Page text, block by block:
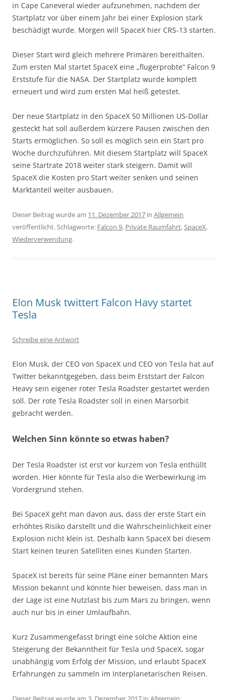
in Cape Caneveral wieder aufzunehmen, nachdem der
Startplatz vor über einem Jahr bei einer Explosion stark
beschädigt wurde. Morgen will SpaceX hier CRS-13 starten.
Dieser Start wird gleich mehrere Primären bereithalten.
Zum ersten Mal startet SpaceX eine „flugerprobte“ Falcon 9
Erststufe für die NASA. Der Startplatz wurde komplett
erneuert und wird zum ersten Mal heiß getestet.
Der neue Startplatz in den SpaceX 50 Millionen US-Dollar
gesteckt hat soll außerdem kürzere Pausen zwischen den
Starts ermöglichen. So soll es möglich sein ein Start pro
Woche durchzuführen. Mit diesem Startplatz will SpaceX
seine Startrate 2018 weiter stark steigern. Damit will
SpaceX die Kosten pro Start weiter senken und seinen
Marktanteil weiter ausbauen.
Dieser Beitrag wurde am 11. Dezember 2017 in Allgemein
veröffentlicht. Schlagworte: Falcon 9, Private Raumfahrt,SpaceX,
Wiederverwendung.
Elon Musk twittert Falcon Havy startet
Tesla
Schreibe eine Antwort
Elon Musk, der CEO von SpaceX und CEO von Tesla hat auf
Twitter bekanntgegeben, dass beim Erststart der Falcon
Heavy sein eigener roter Tesla Roadster gestartet werden
soll. Der rote Tesla Roadster soll in einen Marsorbit
gebracht werden.
Welchen Sinn könnte so etwas haben?
Der Tesla Roadster ist erst vor kurzem von Tesla enthüllt
worden. Hier könnte für Tesla also die Werbewirkung im
Vordergrund stehen.
Bei SpaceX geht man davon aus, dass der erste Start ein
erhöhtes Risiko darstellt und die Wahrscheinlichkeit einer
Explosion nicht klein ist. Deshalb kann SpaceX bei diesem
Start keinen teuren Satelliten eines Kunden Starten.
SpaceX ist bereits für seine Pläne einer bemannten Mars
Mission bekannt und könnte hier beweisen, dass man in
der Lage ist eine Nutzlast bis zum Mars zu bringen, wenn
auch nur bis in einer Umlaufbahn.
Kurz Zusammengefasst bringt eine solche Aktion eine
Steigerung der Bekanntheit für Tesla und SpaceX, sogar
unabhängig vom Erfolg der Mission, und erlaubt SpaceX
Erfahrungen zu sammeln im Interplanetarischen Reisen.